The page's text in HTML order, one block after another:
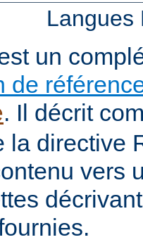
un
de
. Il décrit
la directive
vers